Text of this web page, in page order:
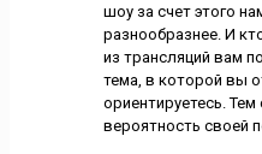
шоу за счет этого
разнообразнее. И
из трансляций вам
тема, в которой вы
ориентируетесь.
вероятность своей